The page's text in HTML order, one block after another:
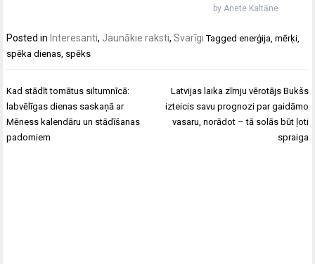
by Anete Kaltāne
Posted in Interesanti, Jaunākie raksti,Svarīgi Taggedenerģija,mērķi,
spēka dienas, spēks
Post
navigation
Kad stādīt tomātus siltumnīcā:
labvēlīgas dienas saskaņā ar
Mēness kalendāru un stādīšanas
padomiem
Latvijas laika zīmju vērotājs Bukšs
izteicis savu prognozi par gaidāmo
vasaru, norādot – tā solās būt ļoti
spraiga